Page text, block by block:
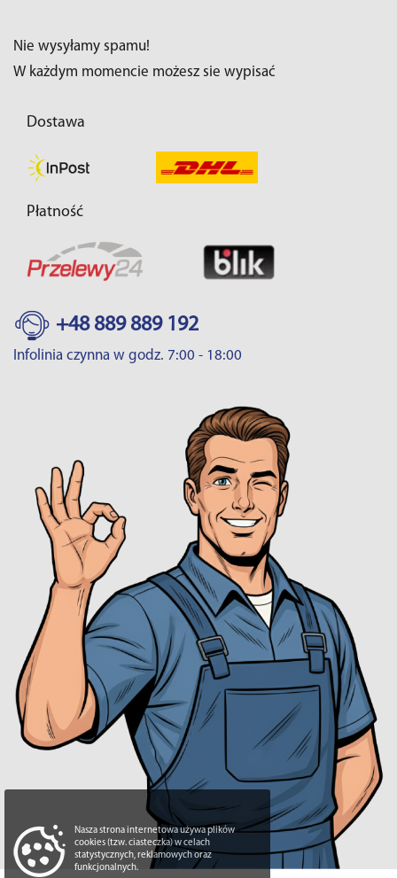
Nie wysyłamy spamu!
W każdym momencie możesz sie wypisać
Dostawa
Płatność
+48 889 889 192
Infolinia czynna w godz. 7:00 - 18:00
Nasza strona internetowa używa plików
cookies (tzw. ciasteczka) w celach
statystycznych, reklamowych oraz
funkcjonalnych.